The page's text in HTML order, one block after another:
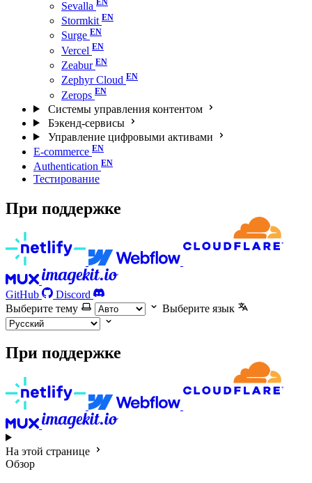
Sevalla
Stormkit
Surge
Vercel
Zeabur
Zephyr Cloud
Zerops
Системы управления контентом
Бэкенд-сервисы
Управление цифровыми активами
E-commerce
Authentication
Тестирование
При поддержке
GitHub
Discord
Выберите тему
Выберите язык
При поддержке
На этой странице
Обзор